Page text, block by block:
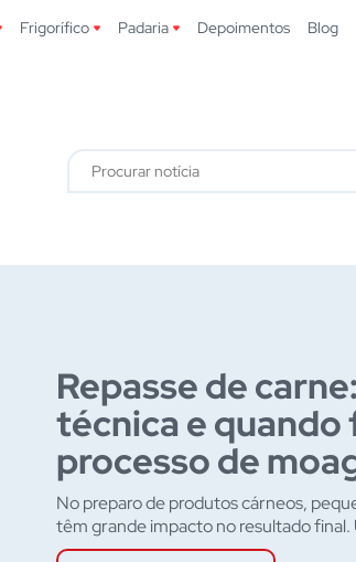
Frigorífico Padaria Depoimentos Blog
Repasse de
técnica e quando
processo de
No preparo de produtos cárneos,
têm grande impacto no resultado final.